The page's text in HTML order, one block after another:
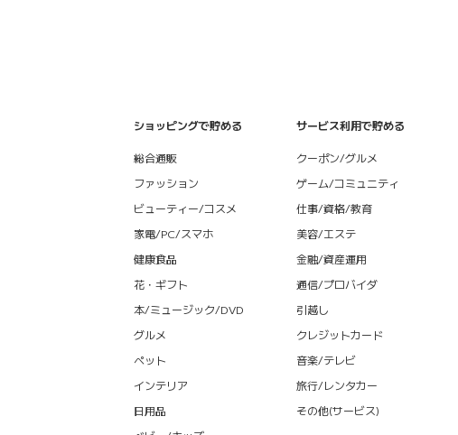
ショッピングで貯める
総合通販
ファッション
ビューティー/コスメ
家電/PC/スマホ
健康食品
花・ギフト
本/ミュージック/DVD
グルメ
ペット
インテリア
日用品
サービス利用で貯める
クーポン/グルメ
ゲーム/コミュニティ
仕事/資格/教育
美容/エステ
金融/資産運用
通信/プロバイダ
引越し
クレジットカード
音楽/テレビ
旅行/レンタカー
その他(サービス)